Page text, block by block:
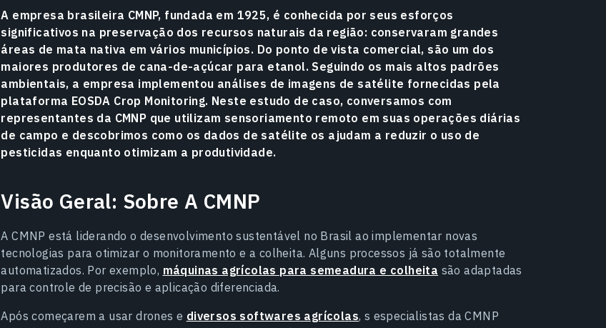
A empresa brasileira CMNP, fundada em 1925, é conhecida por seus esforços
significativos na preservação dos recursos naturais da região: conservaram grandes
áreas de mata nativa em vários municípios. Do ponto de vista comercial, são um dos
maiores produtores de cana-de-açúcar para etanol. Seguindo os mais altos padrões
ambientais, a empresa implementou análises de imagens de satélite fornecidas pela
plataforma EOSDA Crop Monitoring. Neste estudo de caso, conversamos com
representantes da CMNP que utilizam sensoriamento remoto em suas operações diárias
de campo e descobrimos como os dados de satélite os ajudam a reduzir o uso de
pesticidas enquanto otimizam a produtividade.
Visão Geral: Sobre A CMNP
A CMNP está liderando o desenvolvimento sustentável no Brasil ao implementar novas
tecnologias para otimizar o monitoramento e a colheita. Alguns processos já são totalmente
automatizados. Por exemplo, máquinas agrícolas para semeadura e colheita são adaptadas
para controle de precisão e aplicação diferenciada.
Após começarem a usar drones e diversos softwares agrícolas, s especialistas da CMNP